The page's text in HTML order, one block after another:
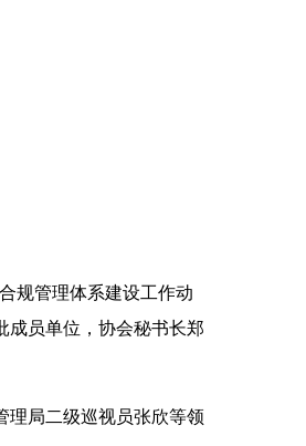
规管理体系建设工作动
成员单位，协会秘书长郑
理局二级巡视员张欣等领